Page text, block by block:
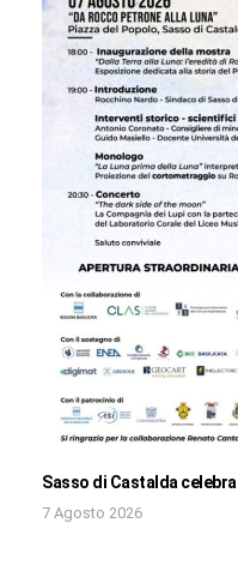
Sasso di Castalda
7 Agosto 2026